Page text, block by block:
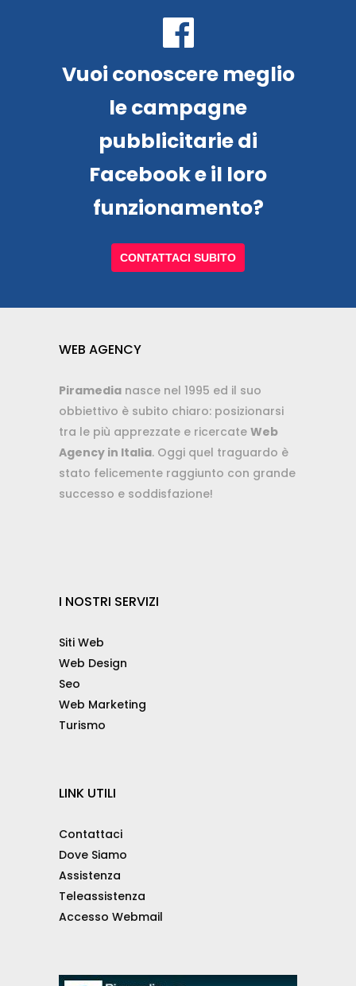
Vuoi conoscere meglio
le campagne
pubblicitarie di
Facebook e il loro
funzionamento?
CONTATTACI SUBITO
WEB AGENCY
Piramedia nasce nel 1995 ed il suo
obbiettivo è subito chiaro: posizionarsi
tra le più apprezzate e ricercate Web
Agency in Italia. Oggi quel traguardo è
stato felicemente raggiunto con grande
successo e soddisfazione!
I NOSTRI SERVIZI
Siti Web
Web Design
Seo
Web Marketing
Turismo
LINK UTILI
Contattaci
Dove Siamo
Assistenza
Teleassistenza
Accesso Webmail